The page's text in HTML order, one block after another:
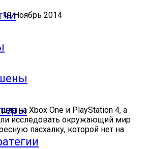
19 Ноябрь 2014
на Xbox One и PlayStation 4, а
исследовать окружающий мир
пасхалку, которой нет на